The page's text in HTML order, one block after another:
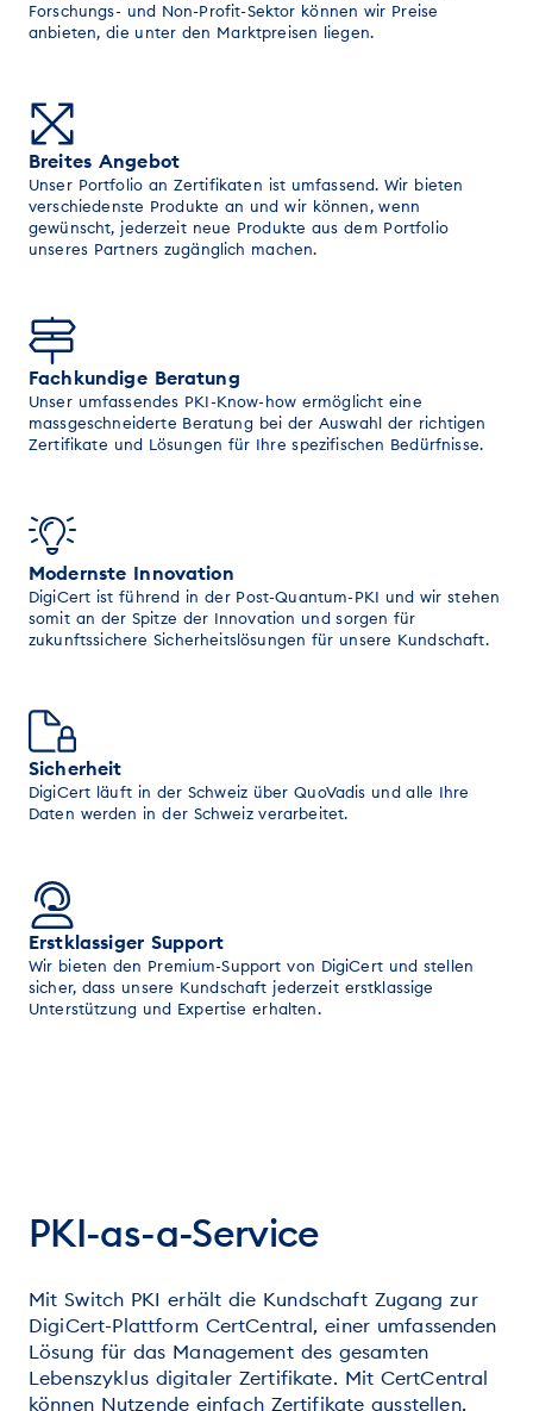
Forschungs- und Non-Profit-Sektor können wir Preise
anbieten, die unter den Marktpreisen liegen.
Breites Angebot
Unser Portfolio an Zertifikaten ist umfassend. Wir bieten
verschiedenste Produkte an und wir können, wenn
gewünscht, jederzeit neue Produkte aus dem Portfolio
unseres Partners zugänglich machen.
Fachkundige Beratung
Unser umfassendes PKI-Know-how ermöglicht eine
massgeschneiderte Beratung bei der Auswahl der richtigen
Zertifikate und Lösungen für Ihre spezifischen Bedürfnisse.
Modernste Innovation
DigiCert ist führend in der Post-Quantum-PKI und wir stehen
somit an der Spitze der Innovation und sorgen für
zukunftssichere Sicherheitslösungen für unsere Kundschaft.
Sicherheit
DigiCert läuft in der Schweiz über QuoVadis und alle Ihre
Daten werden in der Schweiz verarbeitet.
Erstklassiger Support
Wir bieten den Premium-Support von DigiCert und stellen
sicher, dass unsere Kundschaft jederzeit erstklassige
Unterstützung und Expertise erhalten.
PKI-as-a-Service
Mit Switch PKI erhält die Kundschaft Zugang zur
DigiCert-Plattform CertCentral, einer umfassenden
Lösung für das Management des gesamten
Lebenszyklus digitaler Zertifikate. Mit CertCentral
können Nutzende einfach Zertifikate ausstellen,